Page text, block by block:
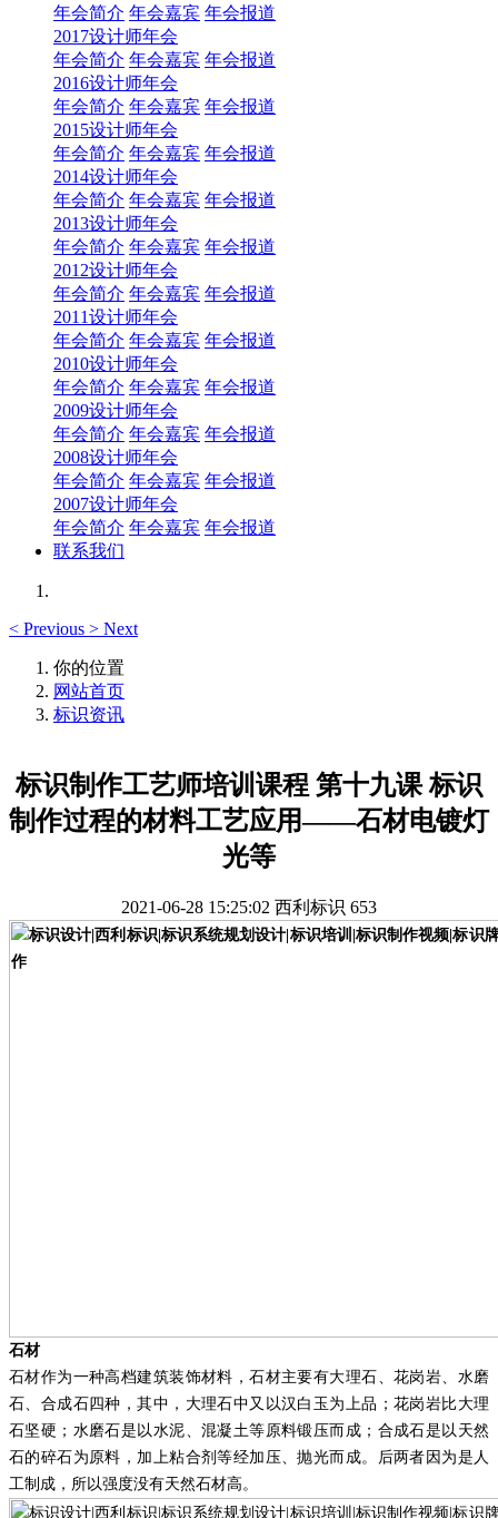
年会简介 年会嘉宾 年会报道
2017设计师年会
年会简介 年会嘉宾 年会报道
2016设计师年会
年会简介 年会嘉宾 年会报道
2015设计师年会
年会简介 年会嘉宾 年会报道
2014设计师年会
年会简介 年会嘉宾 年会报道
2013设计师年会
年会简介 年会嘉宾 年会报道
2012设计师年会
年会简介 年会嘉宾 年会报道
2011设计师年会
年会简介 年会嘉宾 年会报道
2010设计师年会
年会简介 年会嘉宾 年会报道
2009设计师年会
年会简介 年会嘉宾 年会报道
2008设计师年会
年会简介 年会嘉宾 年会报道
2007设计师年会
年会简介 年会嘉宾 年会报道
联系我们
< Previous > Next
你的位置
网站首页
标识资讯
标识制作工艺师培训课程 第十九课 标识
制作过程的材料工艺应用——石材电镀灯
光等
2021-06-28 15:25:02 西利标识 653
石材
石材作为一种高档建筑装饰材料，石材主要有大理石、花岗岩、水磨
石、合成石四种，其中，大理石中又以汉白玉为上品；花岗岩比大理
石坚硬；水磨石是以水泥、混凝土等原料锻压而成；合成石是以天然
石的碎石为原料，加上粘合剂等经加压、抛光而成。后两者因为是人
工制成，所以强度没有天然石材高。